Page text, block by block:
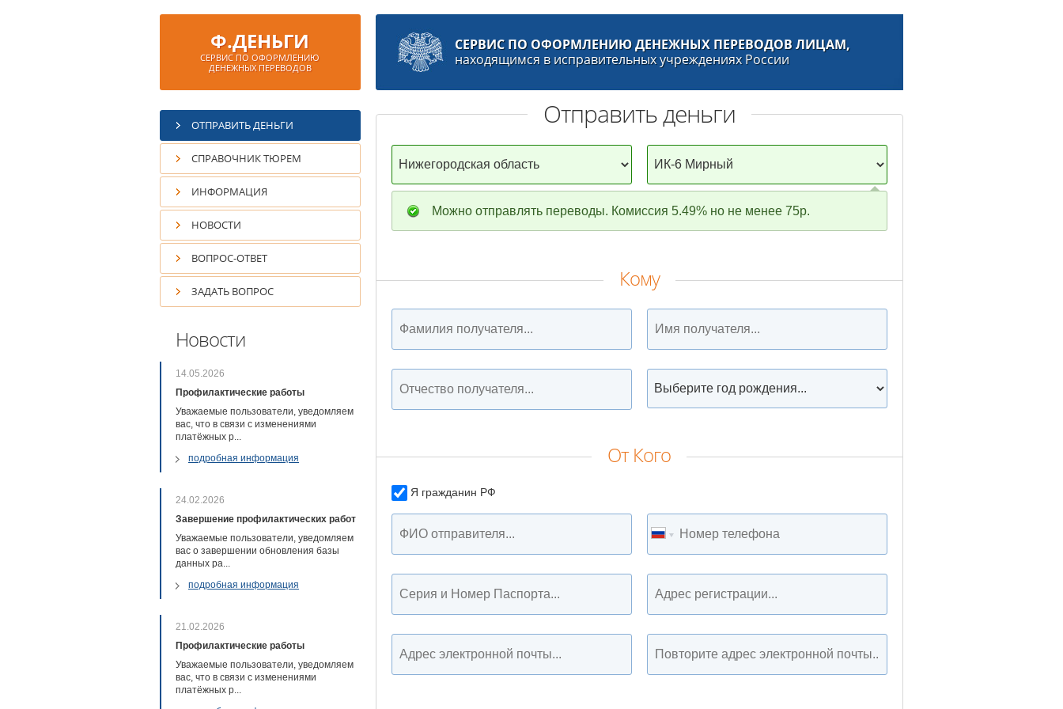
Ф.ДЕНЬГИ
СЕРВИС ПО ОФОРМЛЕНИЮ
ДЕНЕЖНЫХ ПЕРЕВОДОВ
ОТПРАВИТЬ ДЕНЬГИ
СПРАВОЧНИК ТЮРЕМ
ИНФОРМАЦИЯ
НОВОСТИ
ВОПРОС-ОТВЕТ
ЗАДАТЬ ВОПРОС
Новости
14.05.2026
Профилактические работы
Уважаемые пользователи, уведомляем
вас, что в связи с изменениями
платёжных р...
подробная информация
24.02.2026
Завершение профилактических работ
Уважаемые пользователи, уведомляем
вас о завершении обновления базы
данных ра...
подробная информация
21.02.2026
Профилактические работы
Уважаемые пользователи, уведомляем
вас, что в связи с изменениями
платёжных р...
СЕРВИС ПО ОФОРМЛЕНИЮ ДЕНЕЖНЫХ ПЕРЕВОДОВ ЛИЦАМ,
находящимся в исправительных учреждениях России
Отправить деньги
Можно отправлять переводы. Комиссия 5.49% но не менее 75р.
Кому
От Кого
Я гражданин РФ